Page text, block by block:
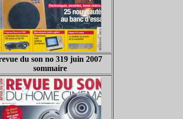
du son no 319 juin 2007
sommaire